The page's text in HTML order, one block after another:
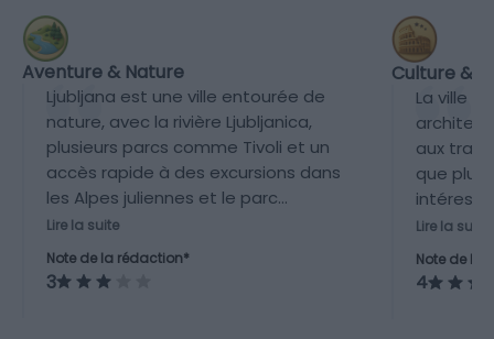
Aventure & Nature
Ljubljana est une ville entourée de
nature, avec la rivière Ljubljanica,
plusieurs parcs comme Tivoli et un
accès rapide à des excursions dans
les Alpes juliennes et le parc
national du Triglav à proximité.
Cependant, l'offre nature reste
limitée dans la ville même.
Lire la suite
Note de la rédaction*
3
Culture &
La ville
aux
que
culturel
Lire la suite
Note de la
4